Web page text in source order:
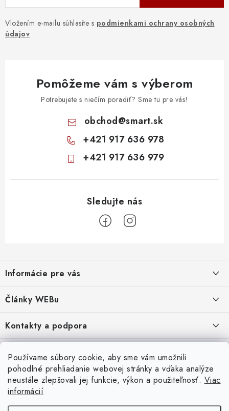
Používame súbory cookie, aby sme vám umožnili
pohodlné prehliadanie webovej stránky a vďaka analýze
neustále zlepšovali jej funkcie, výkon a použiteľnosť. Viac
informácií
: PREDAJŇA ZV
: OBĽÚBENÉ PRODUKTY
: NOVÉ PRODUKTY
Obchodné podmienky
Ochrana osobných údajov
Odstúpenie od zmluvy
Vložením e-mailu súhlasíte s podmienkami ochrany osobných
údajov
Pomôžeme vám s výberom
Potrebujete s niečím poradiť? Sme tu pre vás!
obchod@smart.sk
+421 917 636 978
+421 917 636 979
p
ä
e
Informácie pre vás
Obchodné podmienky
Moja objednávka
Odstúpenie od zmluvy
Formuláre na stiahnutie
Napíšte nám
Články WEBu
Dôležité oznamy
16.6.2026
Nákup na splátky
23.10.2022
Ako nakupovať
Kontakty a podpora
2.8.2022
Doprava a Platba
4.3.2022
Servisné služby
Servis a služby pre Vás
5.3.2022
Inštalácia a servis NB
Doprava - UPS Doprava - Packeta Splátky - Home Credit